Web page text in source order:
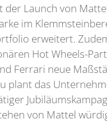
der Launch von
im
erweitert.
Hot Wheels-
Ferrari neue
plant das
von Mattel